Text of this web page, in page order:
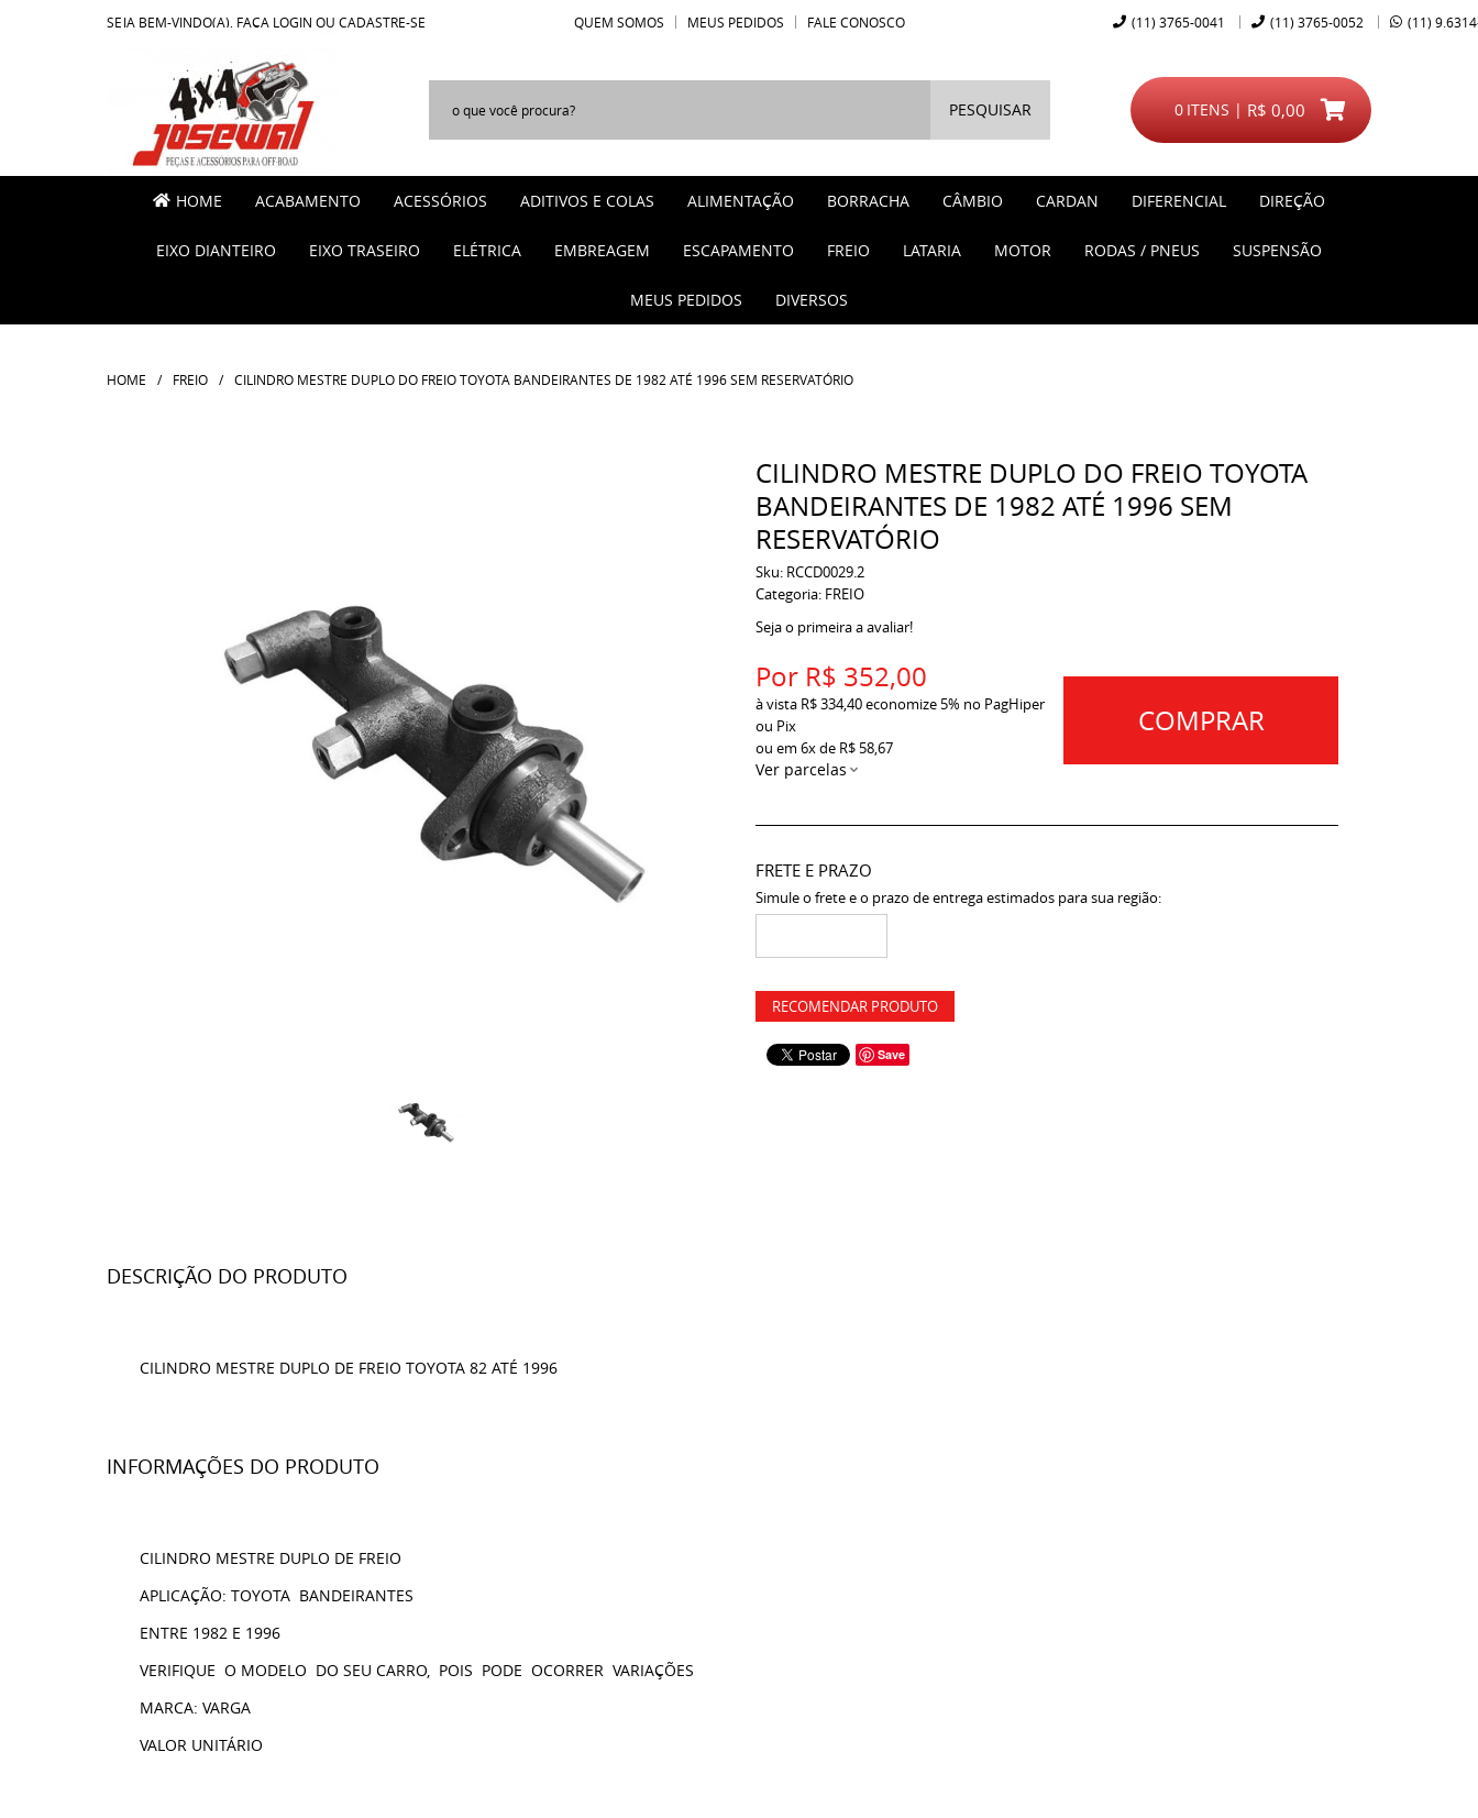
SEJA BEM-VINDO(A), FAÇA LOGIN OU CADASTRE-SE QUEM SOMOS MEUS PEDIDOS FALE CONOSCO (11) 3765-0041 (11) 3765-0052 (11)
PESQUISAR ITENS
0 R$ 0,00
HOME ACABAMENTO ACESSÓRIOS ADITIVOS E COLAS ALIMENTAÇÃO BORRACHA CÂMBIO CARDAN DIFERENCIAL DIREÇÃO
EIXO DIANTEIRO EIXO TRASEIRO ELÉTRICA EMBREAGEM ESCAPAMENTO FREIO LATARIA MOTOR RODAS / PNEUS SUSPENSÃO
MEUS PEDIDOS DIVERSOS
HOME FREIO CILINDRO MESTRE DUPLO DO FREIO TOYOTA BANDEIRANTES DE 1982 ATÉ 1996 SEM RESERVATÓRIO
CILINDRO MESTRE DUPLO DO FREIO TOYOTA
BANDEIRANTES DE 1982 ATÉ 1996 SEM
RESERVATÓRIO
Sku: RCCD0029.2
Categoria: FREIO
Seja o primeira a avaliar!
Por R$ 352,00
à vista R$ 334,40economize 5% no PagHiper
ou Pix
ou em 6xde R$ 58,67
Ver parcelas
COMPRAR
FRETE E PRAZO
Simule o frete e o prazo de entrega estimados para sua região:
RECOMENDAR PRODUTO
Save
DESCRIÇÃO DO PRODUTO
CILINDRO MESTRE DUPLO DE FREIO TOYOTA 82 ATÉ 1996
INFORMAÇÕES DO PRODUTO
CILINDRO MESTRE DUPLO DE FREIO
APLICAÇÃO: TOYOTA BANDEIRANTES
ENTRE 1982 E 1996
VERIFIQUE O MODELO DO SEU CARRO, POIS PODE OCORRER VARIAÇÕES
MARCA: VARGA
VALOR UNITÁRIO